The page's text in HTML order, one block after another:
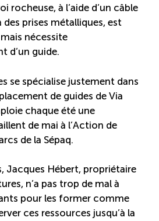
EMERIT
alternance travail-étude
de travail (PAMT)
compétences (RCMO)
des acquis (RAC)
rocheuse, à l’aide d’un câble
des prises métalliques, est
nécessite
d’un guide.
se spécialise justement dans
de guides de Via
chaque été une
de mai à l’Action de
de la Sépaq.
Jacques Hébert, propriétaire
n’a pas trop de mal à
pour les former comme
ces ressources jusqu’à la